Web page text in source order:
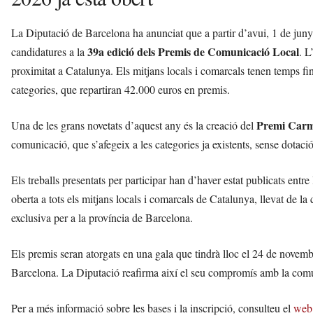
La Diputació de Barcelona ha anunciat que a partir d’avui, 1 de
candidatures a la39a edició dels Premis de Comunicació Local.
proximitat a Catalunya. Els mitjans locals i comarcals tenen temps
categories, que repartiran 42.000 euros en premis.
Una de les grans novetats d’aquest any és la creació delPremi
comunicació, que s’afegeix a les categories ja existents, sense
Els treballs presentats per participar han d’haver estat publicats
oberta a tots els mitjans locals i comarcals de Catalunya, llevat de
exclusiva per a la província de Barcelona.
Els premis seran atorgats en una gala que tindrà lloc el 24 de
Barcelona. La Diputació reafirma així el seu compromís amb la
Per a més informació sobre les bases i la inscripció, consulteu el